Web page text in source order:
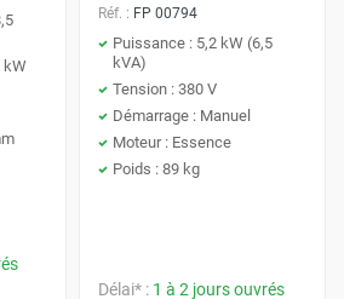
ininterrompue. Parfaitement
écologiques et aux environnements
électrogènes hybrides représentent
économique.
son groupe
?
électrogène est essentiel pour
électrique fiable et adaptée à vos
vous accompagne dans cette
les bonnes questions et en vous
kW
Réf. : FP 00794
Puissance : 5,2 kW (6,5
kVA)
Tension : 380 V
Démarrage : Manuel
Moteur : Essence
Poids : 89 kg
Délai* : 1 à 2 jours ouvrés